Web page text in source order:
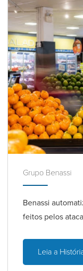
Grupo Benassi
Benassi
feitos pelos
Leia a